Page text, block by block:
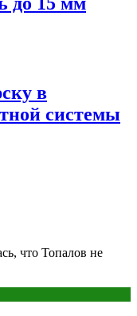
в
системы
что Топалов не